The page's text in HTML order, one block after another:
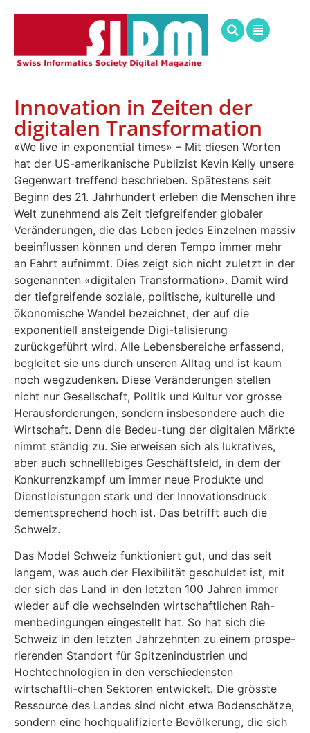
Innovation in Zeiten der
digitalen Transformation
«We live in exponential times» – Mit diesen Worten
hat der US-amerikanische Publizist Kevin Kelly unsere
Gegenwart treffend beschrieben. Spätestens seit
Beginn des 21. Jahrhundert erleben die Menschen ihre
Welt zunehmend als Zeit tiefgreifender globaler
Veränderungen, die das Leben jedes Einzelnen massiv
beeinflussen können und deren Tempo immer mehr
an Fahrt aufnimmt. Dies zeigt sich nicht zuletzt in der
sogenannten «digitalen Transformation». Damit wird
der tiefgreifende soziale, politische, kulturelle und
ökonomische Wandel bezeichnet, der auf die
exponentiell ansteigende Digi-talisierung
zurückgeführt wird. Alle Lebensbereiche erfassend,
begleitet sie uns durch unseren Alltag und ist kaum
noch wegzudenken. Diese Veränderungen stellen
nicht nur Gesellschaft, Politik und Kultur vor grosse
Herausforderungen, sondern insbesondere auch die
Wirtschaft. Denn die Bedeu-tung der digitalen Märkte
nimmt ständig zu. Sie erweisen sich als lukratives,
aber auch schnelllebiges Geschäftsfeld, in dem der
Konkurrenzkampf um immer neue Produkte und
Dienstleistungen stark und der Innovationsdruck
dementsprechend hoch ist. Das betrifft auch die
Schweiz.
Das Model Schweiz funktioniert gut, und das seit
langem, was auch der Flexibilität geschuldet ist, mit
der sich das Land in den letzten 100 Jahren immer
wieder auf die wechselnden wirtschaftlichen Rah-
menbedingungen eingestellt hat. So hat sich die
Schweiz in den letzten Jahrzehnten zu einem prospe-
rierenden Standort für Spitzenindustrien und
Hochtechnologien in den verschiedensten
wirtschaftli-chen Sektoren entwickelt. Die grösste
Ressource des Landes sind nicht etwa Bodenschätze,
sondern eine hochqualifizierte Bevölkerung, die sich